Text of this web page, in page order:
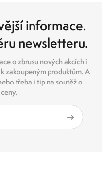
informace.
newsletteru.
o zbrusu nových akcích i
zakoupeným produktům. A
třeba i tip na soutěž o